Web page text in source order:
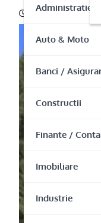
Administratie
Auto & Moto
Banci /
Constructii
Finante /
Imobiliare
Industrie
22/10/2015